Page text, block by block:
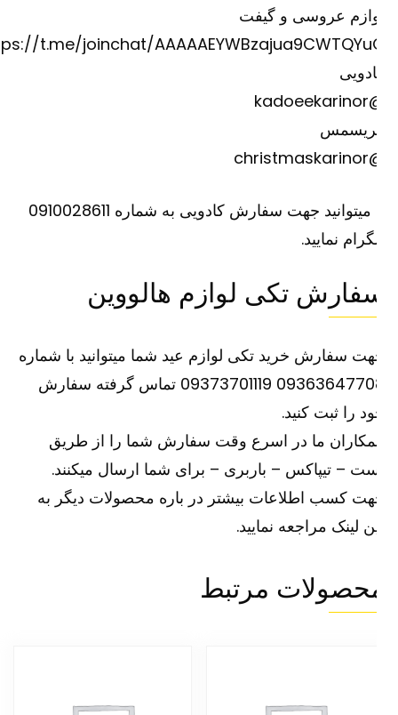
عروسی و گیفت
https://t.me/joinchat/
یا میتوانید جهت سفارش کادویی به شماره 0910028611
نمایید.
تکی لوازم هالووین
سفارش خرید تکی لوازم عید شما میتوانید با شماره
09363647708 09373701119 تماس گرفته سفارش
را ثبت کنید.
ما در اسرع وقت سفارش شما را از طریق
– تیپاکس – باربری – برای شما ارسال میکنند.
کسب اطلاعات بیشتر در باره محصولات دیگر به
لینکمراجعه نمایید.
مرتبط